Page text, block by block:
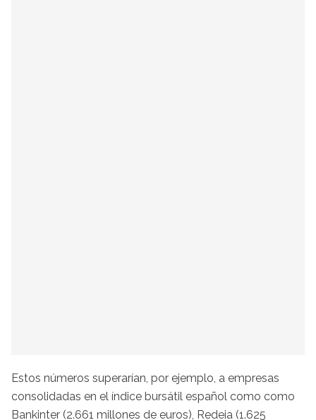
Estos números superarían, por ejemplo, a empresas
consolidadas en el índice bursátil español como como
Bankinter (2.661 millones de euros), Redeia (1.625